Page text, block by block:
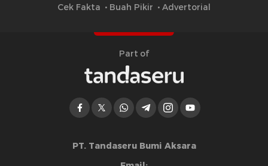
Cek Fakta Buah Pikir Advertorial
Part of
PT. Tandaseru Bumi Aksara